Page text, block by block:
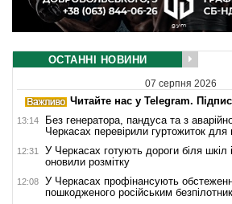
ОСТАННІ НОВИНИ
07 серпня 2026
Читайте нас у Telegram.
13:14
Без генератора, пандуса та з
Черкасах перевірили гуртожиток для
12:31
У Черкасах готують дороги біля шкіл
оновили розмітку
12:08
У Черкасах профінансують
пошкодженого російським